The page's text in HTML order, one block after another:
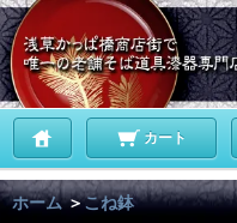
カート
ホーム ＞こね鉢